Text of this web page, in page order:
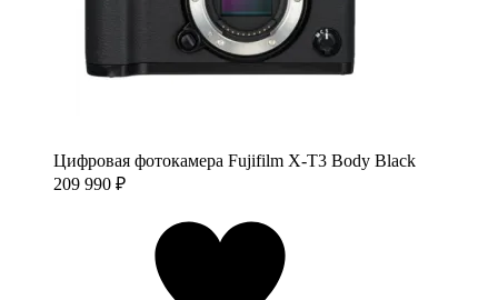
Цифровая фотокамера Fujifilm X-T3 Body Black
209 990 ₽